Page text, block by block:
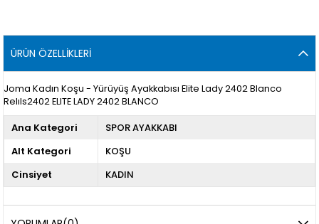
ÜRÜN ÖZELLIKLERI
Joma Kadın Koşu - Yürüyüş Ayakkabısı Elite Lady 2402 Blanco
Relıls2402 ELITE LADY 2402 BLANCO
Ana Kategori
SPOR AYAKKABI
Alt Kategori
KOŞU
Cinsiyet
KADIN